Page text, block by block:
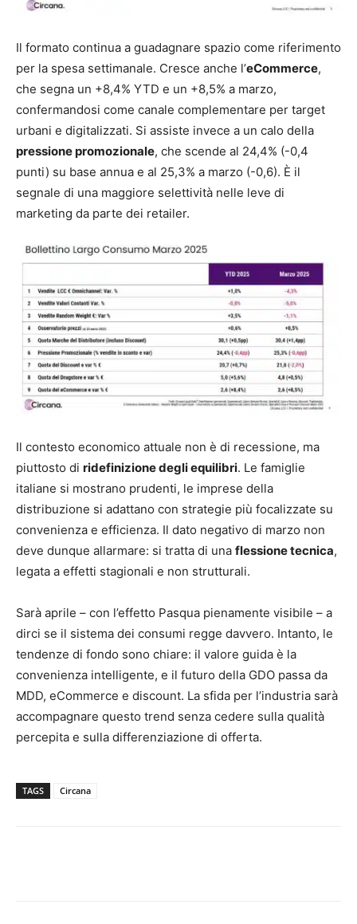
Il formato continua a guadagnare spazio come riferimento
per la spesa settimanale. Cresce anche l’eCommerce,
che segna un +8,4% YTD e un +8,5% a marzo,
confermandosi come canale complementare per target
urbani e digitalizzati. Si assiste invece a un calo della
pressione promozionale, che scende al 24,4% (-0,4
punti) su base annua e al 25,3% a marzo (-0,6). È il
segnale di una maggiore selettività nelle leve di
marketing da parte dei retailer.
Il contesto economico attuale non è di recessione, ma
piuttosto di ridefinizione degli equilibri. Le famiglie
italiane si mostrano prudenti, le imprese della
distribuzione si adattano con strategie più focalizzate su
convenienza e efficienza. Il dato negativo di marzo non
deve dunque allarmare: si tratta di una flessione tecnica,
legata a effetti stagionali e non strutturali.
Sarà aprile – con l’effetto Pasqua pienamente visibile – a
dirci se il sistema dei consumi regge davvero. Intanto, le
tendenze di fondo sono chiare: il valore guida è la
convenienza intelligente, e il futuro della GDO passa da
MDD, eCommerce e discount. La sfida per l’industria sarà
accompagnare questo trend senza cedere sulla qualità
percepita e sulla differenziazione di offerta.
TAGS Circana